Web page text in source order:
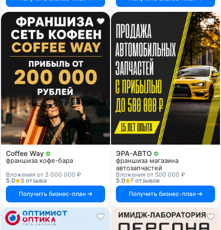
Coffee Way
франшиза кофе-бара
Вложения от 3 000 000 ₽
5.0
3 отзыва
Получить бизнес-план
ЭРА-АВТО
франшиза магазина
автозапчастей
Вложения от 500 000 ₽
5.0
7 отзывов
Получить бизнес-план